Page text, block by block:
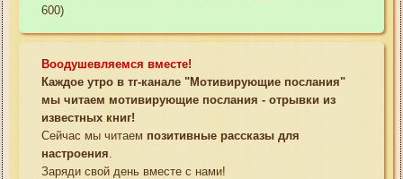
600)
Воодушевляемся вместе!
Каждое утро в тг-канале "Мотивирующие послания"
мы читаем мотивирующие послания - отрывки из
известных книг!
Сейчас мы читаем позитивные рассказы для
настроения
Заряди свой день вместе с нами!